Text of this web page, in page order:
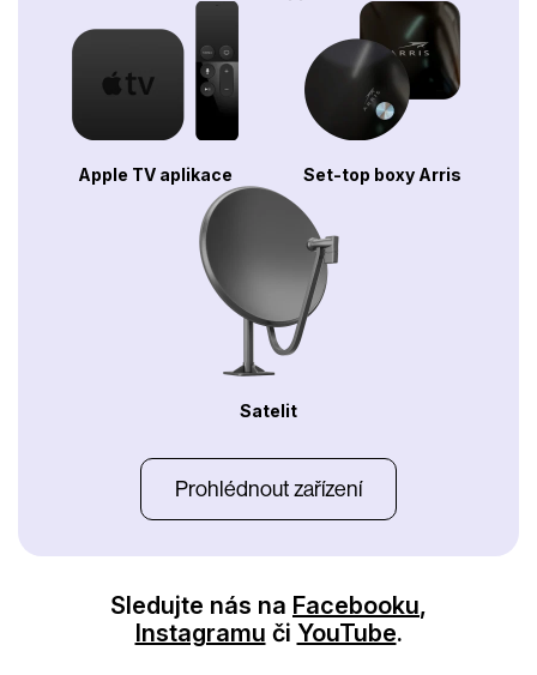
Apple TV aplikace Set-top boxy Arris
Satelit
Prohlédnout zařízení
Sledujte nás na Facebooku,
Instagramu či YouTube.